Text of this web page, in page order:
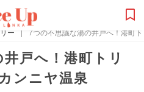
ー | 7つの不思議な湯の井戸へ！港町
戸へ！港町トリ
ンニヤ温泉